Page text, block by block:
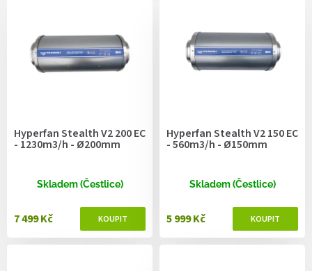
Hyperfan Stealth V2 200 EC
- 1230m3/h - Ø200mm
Skladem (Čestlice)
7 499 Kč
Hyperfan Stealth V2 150 EC
- 560m3/h - Ø150mm
Skladem (Čestlice)
5 999 Kč